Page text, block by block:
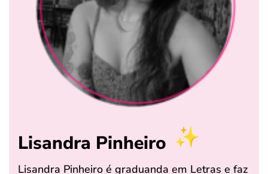
Lisandra Pinheiro
Lisandra Pinheiro é graduanda em Letras e faz